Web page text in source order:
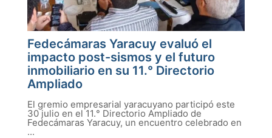
Fedecámaras Yaracuy evaluó el
impacto post-sismos y el futuro
inmobiliario en su 11.° Directorio
Ampliado
El gremio empresarial yaracuyano participó este
30 julio en el 11.° Directorio Ampliado de
Fedecámaras Yaracuy, un encuentro celebrado en
...